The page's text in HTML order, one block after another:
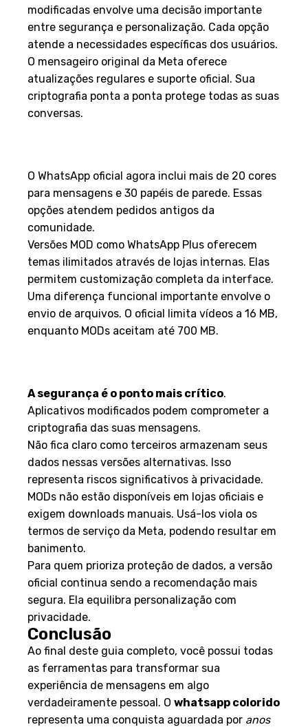
modificadas envolve uma decisão importante
entre segurança e personalização. Cada opção
atende a necessidades específicas dos usuários.
O mensageiro original da Meta oferece
atualizações regulares e suporte oficial. Sua
criptografia ponta a ponta protege todas as suas
conversas.
O WhatsApp oficial agora inclui mais de 20 cores
para mensagens e 30 papéis de parede. Essas
opções atendem pedidos antigos da
comunidade.
Versões MOD como WhatsApp Plus oferecem
temas ilimitados através de lojas internas. Elas
permitem customização completa da interface.
Uma diferença funcional importante envolve o
envio de arquivos. O oficial limita vídeos a 16 MB,
enquanto MODs aceitam até 700 MB.
A segurança é o ponto mais crítico.
Aplicativos modificados podem comprometer a
criptografia das suas mensagens.
Não fica claro como terceiros armazenam seus
dados nessas versões alternativas. Isso
representa riscos significativos à privacidade.
MODs não estão disponíveis em lojas oficiais e
exigem downloads manuais. Usá-los viola os
termos de serviço da Meta, podendo resultar em
banimento.
Para quem prioriza proteção de dados, a versão
oficial continua sendo a recomendação mais
segura. Ela equilibra personalização com
privacidade.
Conclusão
Ao final deste guia completo, você possui todas
as ferramentas para transformar sua
experiência de mensagens em algo
verdadeiramente pessoal. O whatsapp colorido
representa uma conquista aguardada por anos